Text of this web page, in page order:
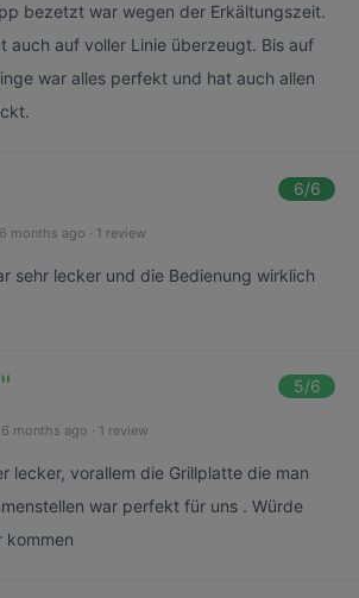
bezetzt war wegen der Erkältungszeit.
auch auf voller Linie überzeugt. Bis auf
war alles perfekt und hat auch allen
6/6
6 months ago · 1 review
sehr lecker und die Bedienung wirklich
" 5/6
6 months ago · 1 review
lecker, vorallem die Grillplatte die man
war perfekt für uns . Würde
kommen